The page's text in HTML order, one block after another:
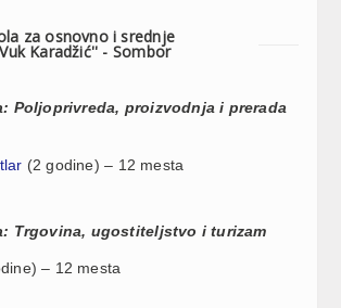
za osnovno i srednje
Karadžić'' - Sombor
Poljoprivreda, proizvodnja i prerada
(2 godine) – 12 mesta
Trgovina, ugostiteljstvo i turizam
– 12 mesta